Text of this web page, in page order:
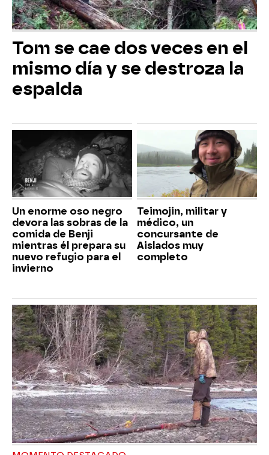
Tom se cae dos veces en el
mismo día y se destroza la
espalda
Un enorme oso negro
devora las sobras de la
comida de Benji
mientras él prepara su
nuevo refugio para el
invierno
Teimojin, militar y
médico, un
concursante de
Aislados muy
completo